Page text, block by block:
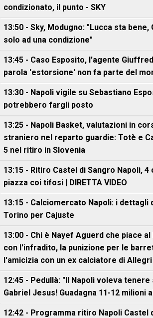
condizionato, il punto - SKY
13:50 - Sky, Modugno: "Lucca sta bene,
solo ad una condizione"
13:45 - Caso Esposito, l'agente
parola 'estorsione' non fa parte del
13:30 - Napoli vigile su Sebastiano
potrebbero fargli posto
13:25 - Napoli Basket, valutazioni in
straniero nel reparto guardie: Totè e
5 nel ritiro in Slovenia
13:15 - Ritiro Castel di Sangro Napoli,
piazza coi tifosi | DIRETTA VIDEO
13:15 - Calciomercato Napoli: i
Torino per Cajuste
13:00 - Chi è Nayef Aguerd che piace
con l'infradito, la punizione per le
l'amicizia con un ex calciatore di Allegri
12:45 - Pedullà: "Il Napoli voleva
Gabriel Jesus! Guadagna 11-12 milioni
12:42 - Programma ritiro Napoli Castel